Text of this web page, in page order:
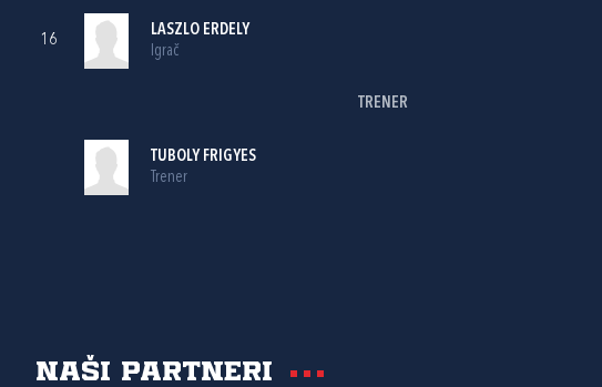
16
LASZLO ERDELY
Igrač
TRENER
TUBOLY FRIGYES
Trener
Naši partneri